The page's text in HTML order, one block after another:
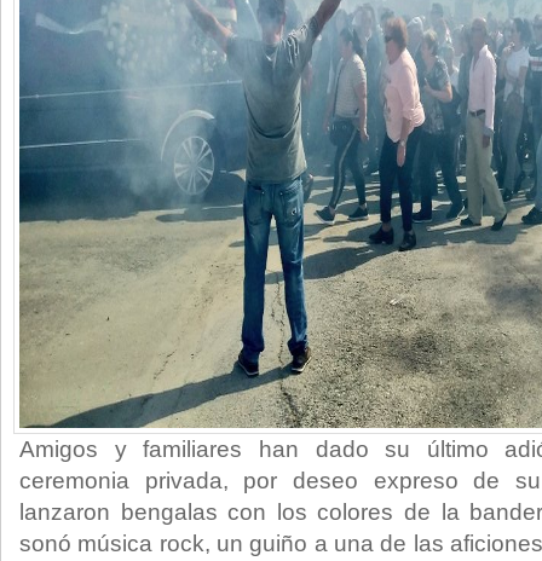
Amigos y familiares han dado su último
ceremonia privada, por deseo expreso de
lanzaron bengalas con los colores de la
sonó música rock, un guiño a una de las